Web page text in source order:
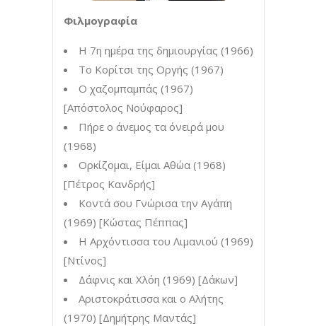
Φιλμογραφία
Η 7η ημέρα της δημιουργίας (1966)
Το Κορίτσι της Οργής (1967)
Ο χαζομπαμπάς (1967)
[Απόστολος Νούφαρος]
Πήρε ο άνεμος τα όνειρά μου
(1968)
Ορκίζομαι, Είμαι Αθώα (1968)
[Πέτρος Κανδρής]
Κοντά σου Γνώρισα την Αγάπη
(1969) [Κώστας Πέππας]
Η Αρχόντισσα του Λιμανιού (1969)
[Ντίνος]
Δάφνις και Χλόη (1969) [Δάκων]
Αριστοκράτισσα και ο Αλήτης
(1970) [Δημήτρης Μαντάς]